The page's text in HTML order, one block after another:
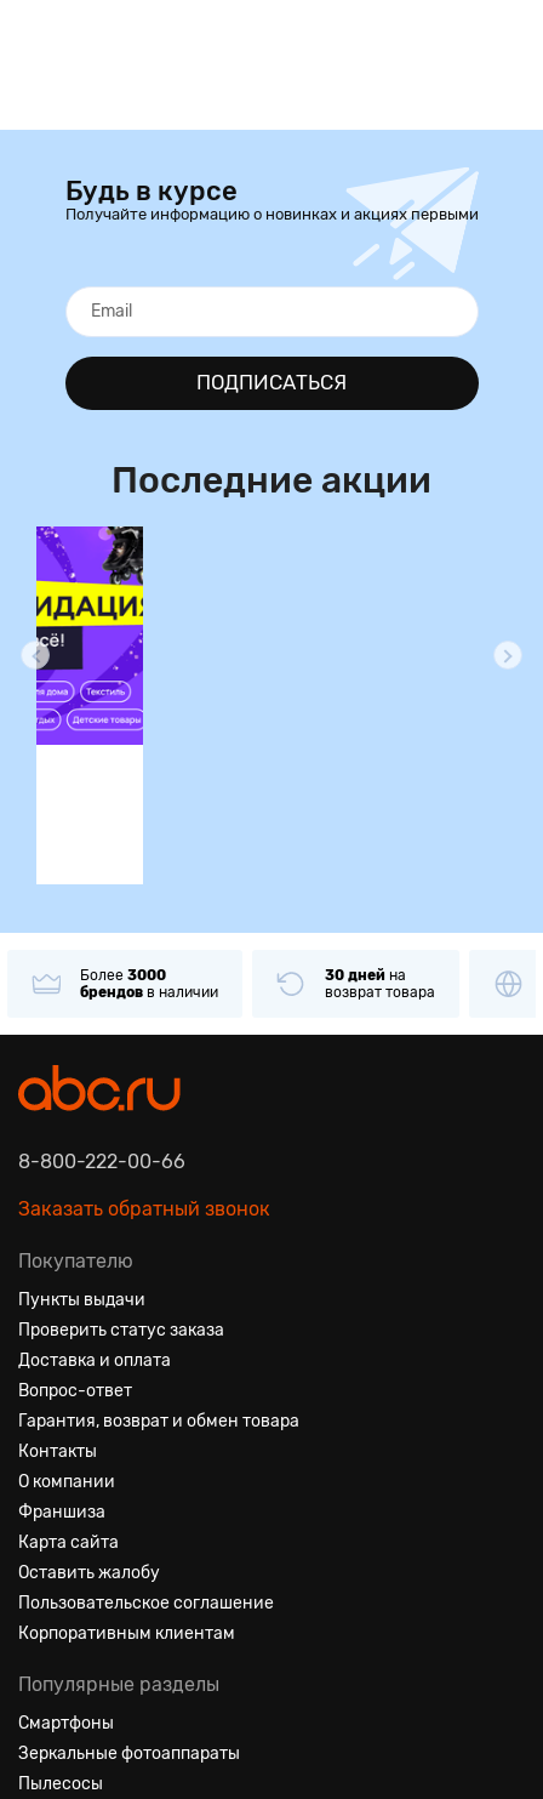
Будь в курсе
Получайте информацию о новинках и акциях первыми
ПОДПИСАТЬСЯ
Последние акции
Более 3000
брендов в наличии
30 дней на
возврат товара
8-800-222-00-66
Заказать обратный звонок
Покупателю
Пункты выдачи
Проверить статус заказа
Доставка и оплата
Вопрос-ответ
Гарантия, возврат и обмен товара
Контакты
О компании
Франшиза
Карта сайта
Оставить жалобу
Пользовательское соглашение
Корпоративным клиентам
Популярные разделы
Смартфоны
Зеркальные фотоаппараты
Пылесосы